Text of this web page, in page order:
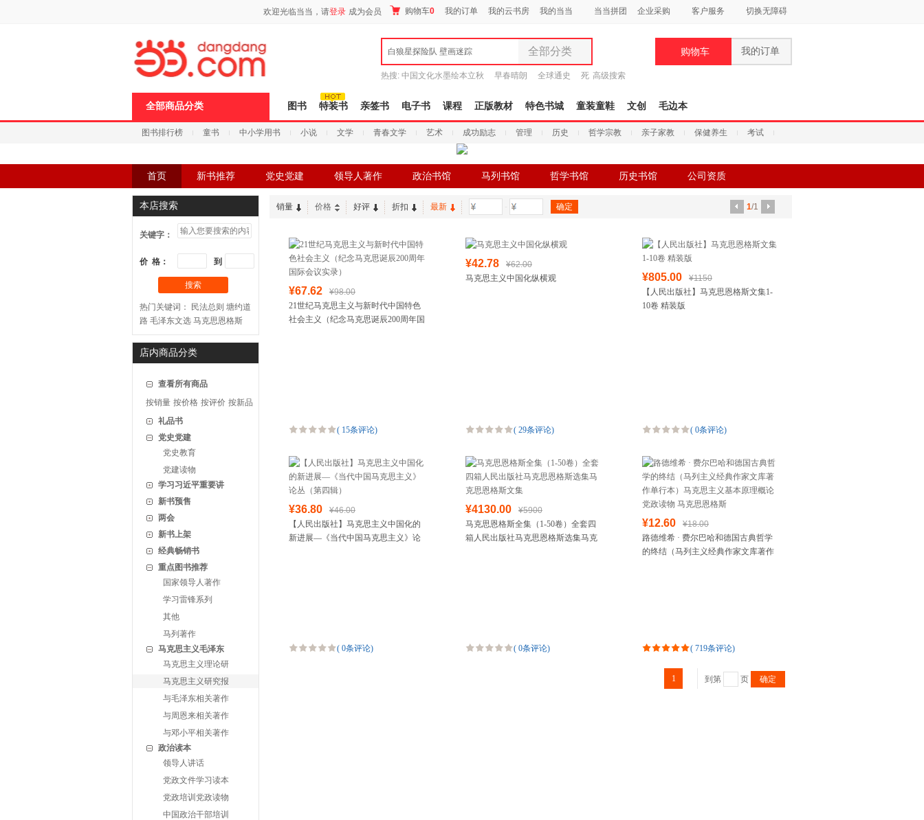
欢迎光临当当，请登录 成为会员 购物车0 我的订单 我的云书房 我的当当 当当拼团 企业采购 客户服务 切换无障碍
白狼星探险队 壁画迷踪 全部分类
全部分类
图书
电子书
音像
时尚美妆
母婴用品
家具装饰
电脑办公
家用电器
热搜: 中国文化水墨绘本立秋 早春晴朗 全球通史
死 高级搜索
购物车 我的订单
全部商品分类 图书 特装书 亲签书 电子书 课程 正版教材 特色书城 童装童鞋 文创 毛边本
图书排行榜 童书 中小学用书 小说 文学 青春文学 艺术 成功励志 管理 历史 哲学宗教 亲子家教 保健养生 考试
首页 新书推荐 党史党建 领导人著作 政治书馆 马列书馆 哲学书馆 历史书馆 公司资质
服务保障
本店搜索
关键字：
价 格： 到
搜索
热门关键词： 民法总则 塘约道
路 毛泽东文选 马克思恩格斯
店内商品分类
查看所有商品
按销量 按价格 按评价 按新品
礼品书
党史党建
党史教育
党建读物
学习习近平重要讲
新书预售
两会
新书上架
经典畅销书
重点图书推荐
国家领导人著作
学习雷锋系列
其他
马列著作
马克思主义毛泽东
马克思主义理论研
马克思主义研究报
与毛泽东相关著作
与周恩来相关著作
与邓小平相关著作
政治读本
领导人讲话
党政文件学习读本
党政培训党政读物
中国政治干部培训
销量 价格 好评 折扣 最新 1/1
¥67.62
¥98.00
21世纪马克思主义与新时代中国特色
社会主义（纪念马克思诞辰200周年国
( 15条评论)
¥42.78
¥62.00
马克思主义中国化纵横观
( 29条评论)
¥805.00
¥1150
【人民出版社】马克思恩格斯文集1-
10卷 精装版
( 0条评论)
¥36.80
¥46.00
【人民出版社】马克思主义中国化的
新进展—《当代中国马克思主义》论
( 0条评论)
¥4130.00
¥5900
马克思恩格斯全集（1-50卷）全套四
箱人民出版社马克思恩格斯选集马克
( 0条评论)
¥12.60
¥18.00
路德维希 · 费尔巴哈和德国古典哲学
的终结（马列主义经典作家文库著作
( 719条评论)
到第 页 确定
1
页
浪